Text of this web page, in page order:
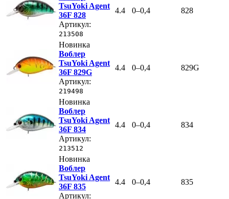
TsuYoki Agent
36F 828
Артикул:
213508
4.4 0–0,4 828
Новинка
Воблер
TsuYoki Agent
36F 829G
Артикул:
219498
4.4 0–0,4 829G
Новинка
Воблер
TsuYoki Agent
36F 834
Артикул:
213512
4.4 0–0,4 834
Новинка
Воблер
TsuYoki Agent
36F 835
Артикул:
4.4 0–0,4 835